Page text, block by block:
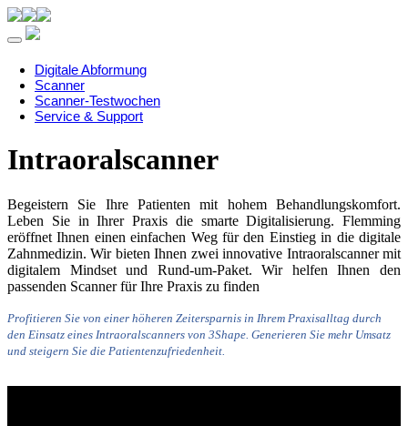
Toggle navigation
Digitale Abformung
Scanner
Scanner-Testwochen
Service & Support
Intraoralscanner
Begeistern Sie Ihre Patienten mit hohem Behandlungskomfort.
Leben Sie in Ihrer Praxis die smarte Digitalisierung. Flemming
eröffnet Ihnen einen einfachen Weg für den Einstieg in die digitale
Zahnmedizin. Wir bieten Ihnen zwei innovative Intraoralscanner mit
digitalem Mindset und Rund-um-Paket. Wir helfen Ihnen den
passenden Scanner für Ihre Praxis zu finden
Profitieren Sie von einer höheren Zeitersparnis in Ihrem Praxisalltag durch
den Einsatz eines Intraoralscanners von 3Shape. Generieren Sie mehr Umsatz
und steigern Sie die Patientenzufriedenheit.